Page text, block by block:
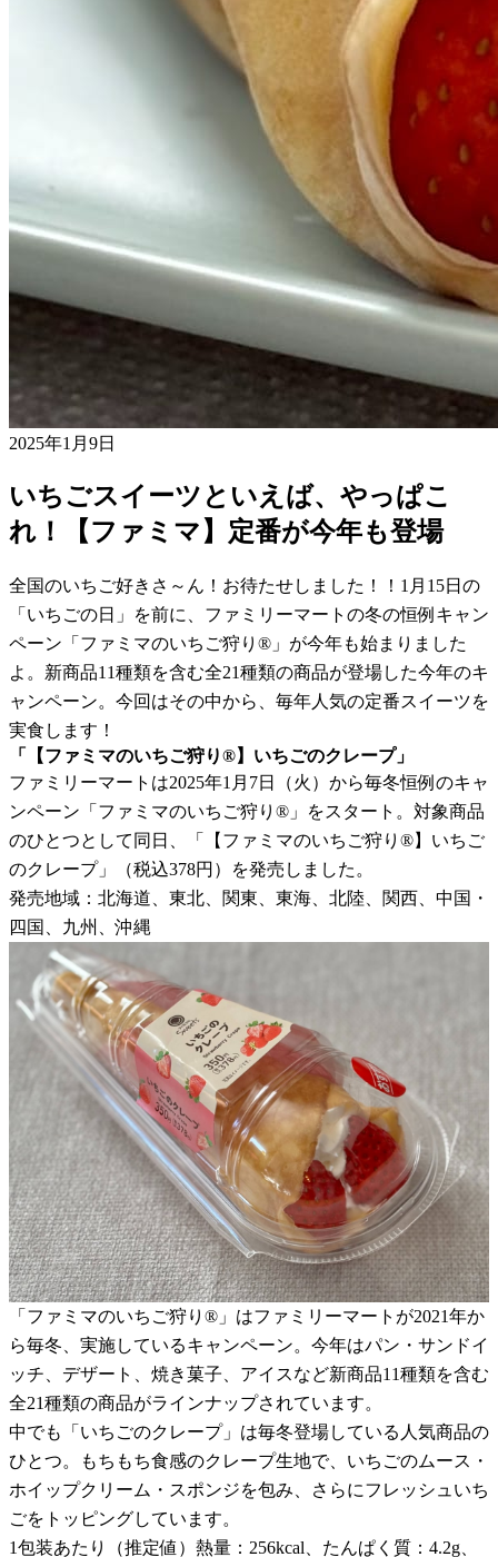
2025年1月9日
いちごスイーツといえば、やっぱこ
れ！【ファミマ】定番が今年も登場
全国のいちご好きさ～ん！お待たせしました！！1月15日の
「いちごの日」を前に、ファミリーマートの冬の恒例キャン
ペーン「ファミマのいちご狩り®」が今年も始まりました
よ。新商品11種類を含む全21種類の商品が登場した今年のキ
ャンペーン。今回はその中から、毎年人気の定番スイーツを
実食します！
「【ファミマのいちご狩り®】いちごのクレープ」
ファミリーマートは2025年1月7日（火）から毎冬恒例のキャ
ンペーン「ファミマのいちご狩り®」をスタート。対象商品
のひとつとして同日、「【ファミマのいちご狩り®】いちご
のクレープ」（税込378円）を発売しました。
発売地域：北海道、東北、関東、東海、北陸、関西、中国・
四国、九州、沖縄
「ファミマのいちご狩り®」はファミリーマートが2021年か
ら毎冬、実施しているキャンペーン。今年はパン・サンドイ
ッチ、デザート、焼き菓子、アイスなど新商品11種類を含む
全21種類の商品がラインナップされています。
中でも「いちごのクレープ」は毎冬登場している人気商品の
ひとつ。もちもち食感のクレープ生地で、いちごのムース・
ホイップクリーム・スポンジを包み、さらにフレッシュいち
ごをトッピングしています。
1包装あたり（推定値）熱量：256kcal、たんぱく質：4.2g、